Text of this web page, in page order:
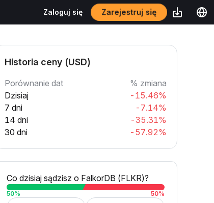
Zaloguj się Zarejestruj się
Historia ceny (USD)
Porównanie dat
% zmiana
Dzisiaj
-15.46%
7 dni
-7.14%
14 dni
-35.31%
30 dni
-57.92%
Co dzisiaj sądzisz o FalkorDB (FLKR)?
50% 50%